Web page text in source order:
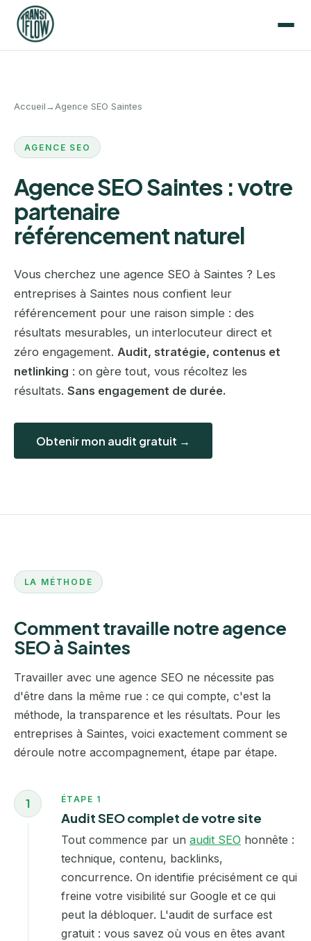
Accueil →Agence SEO Saintes
AGENCE SEO
Agence SEO Saintes : votre
partenaire
référencement naturel
Vous cherchez une agence SEO à Saintes ? Les
entreprises à Saintes nous confient leur
référencement pour une raison simple : des
résultats mesurables, un interlocuteur direct et
zéro engagement. Audit, stratégie, contenus et
netlinking : on gère tout, vous récoltez les
résultats. Sans engagement de durée.
Obtenir mon audit gratuit →
LA MÉTHODE
Comment travaille notre agence
SEO à Saintes
Travailler avec une agence SEO ne nécessite pas
d'être dans la même rue : ce qui compte, c'est la
méthode, la transparence et les résultats. Pour les
entreprises à Saintes, voici exactement comment se
déroule notre accompagnement, étape par étape.
1 ÉTAPE 1
Audit SEO complet de votre site
Tout commence par un audit SEO honnête :
technique, contenu, backlinks,
concurrence. On identifie précisément ce qui
freine votre visibilité sur Google et ce qui
peut la débloquer. L'audit de surface est
gratuit : vous savez où vous en êtes avant